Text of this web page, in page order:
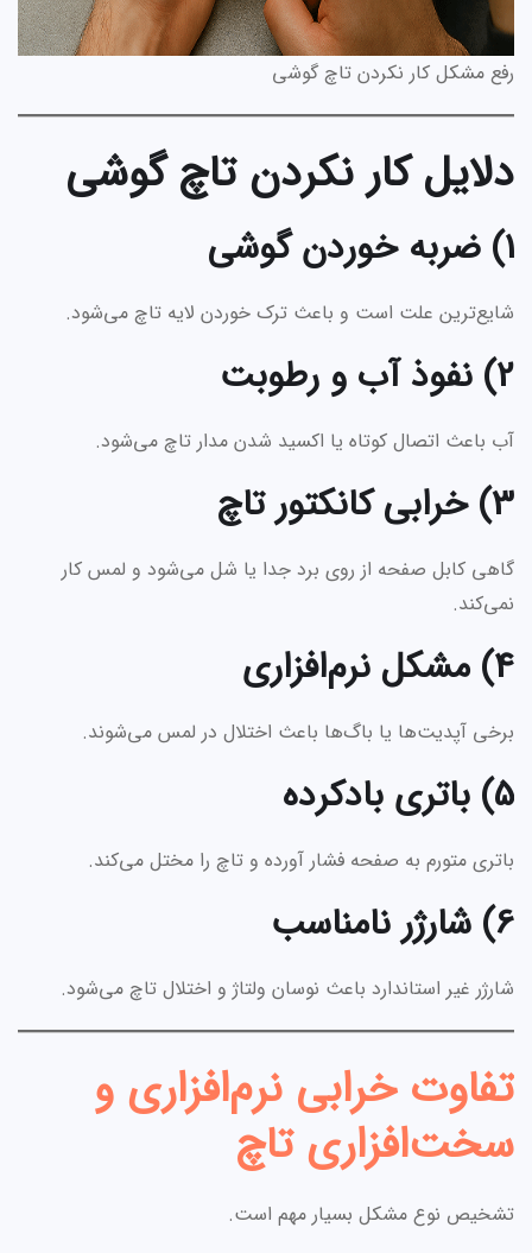
رفع مشکل کار نکردن تاچ گوشی
دلایل کار نکردن تاچ گوشی
1) ضربه خوردن گوشی
شایع‌ترین علت است و باعث ترک خوردن لایه تاچ می‌شود.
2) نفوذ آب و رطوبت
آب باعث اتصال کوتاه یا اکسید شدن مدار تاچ می‌شود.
3) خرابی کانکتور تاچ
گاهی کابل صفحه از روی برد جدا یا شل می‌شود و لمس کار
نمی‌کند.
4) مشکل نرم‌افزاری
برخی آپدیت‌ها یا باگ‌ها باعث اختلال در لمس می‌شوند.
5) باتری بادکرده
باتری متورم به صفحه فشار آورده و تاچ را مختل می‌کند.
6) شارژر نامناسب
شارژر غیر استاندارد باعث نوسان ولتاژ و اختلال تاچ می‌شود.
تفاوت خرابی نرم‌افزاری و
سخت‌افزاری تاچ
تشخیص نوع مشکل بسیار مهم است.